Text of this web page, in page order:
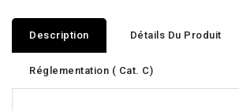
Description Détails Du Produit
Réglementation ( Cat. C)